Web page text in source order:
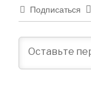
Подписаться